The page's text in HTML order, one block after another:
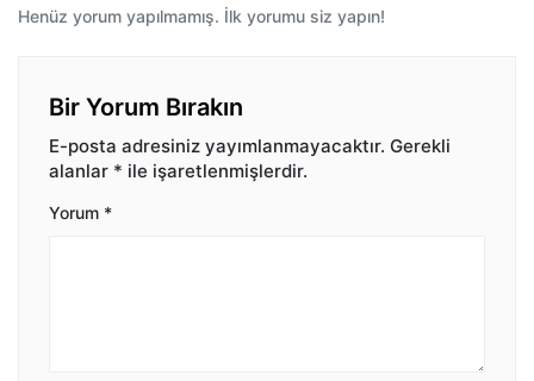
Henüz yorum yapılmamış. İlk yorumu siz yapın!
Bir Yorum Bırakın
E-posta adresiniz yayımlanmayacaktır. Gerekli
alanlar * ile işaretlenmişlerdir.
Yorum *